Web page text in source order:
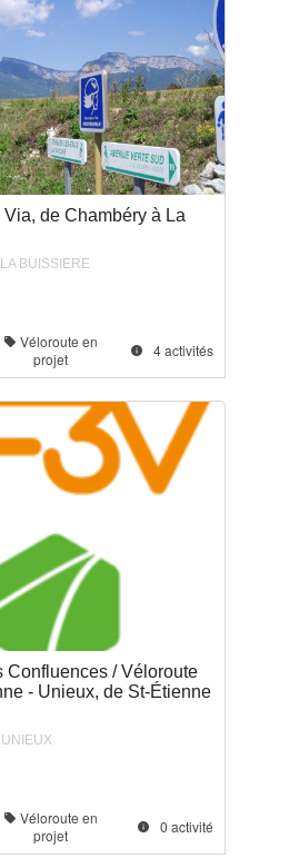
de Chambéry à La
BUISSIERE
 Véloroute en
projet
 4 activités
Confluences / Véloroute
- Unieux, de St-Étienne
 Véloroute en
projet
 0 activité